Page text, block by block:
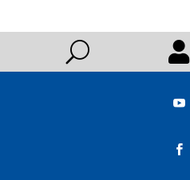
U 

